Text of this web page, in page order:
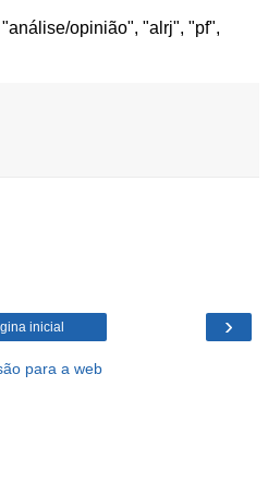
opinião", "alrj", "pf",
›
inicial
para a web